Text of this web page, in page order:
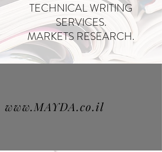
TECHNICAL WRITING
SERVICES.
MARKETS RESEARCH.
www.MAYDA.co.il